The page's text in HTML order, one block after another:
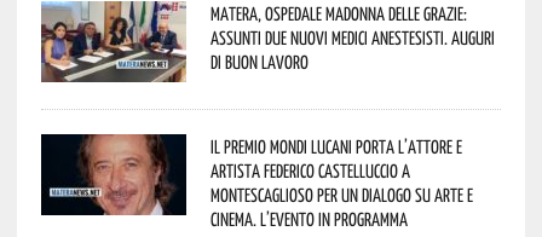
Matera, Ospedale Madonna delle Grazie:
assunti due nuovi medici anestesisti. Auguri
di buon lavoro
Il Premio Mondi Lucani porta l’attore e
artista Federico Castelluccio a
Montescaglioso per un dialogo su arte e
cinema. L’evento in programma